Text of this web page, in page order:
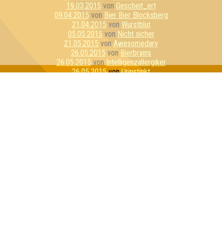
19.03.2015 von Gescheit_ert
09.04.2015 von Bier Bier Blocksberg
21.04.2015 von Wurstblut
05.05.2015 von Nicht sicher
21.05.2015 von Awesomedary
26.05.2015 von Bierbrains
26.05.2015 von Intelligenzallergiker
26.05.2015vonUrinstinkt